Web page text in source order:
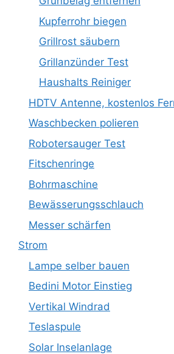
Kupferrohr biegen
Grillrost säubern
Grillanzünder Test
Haushalts Reiniger
HDTV Antenne, kostenlos
Waschbecken polieren
Robotersauger Test
Fitschenringe
Bohrmaschine
Bewässerungsschlauch
Messer schärfen
Strom
Lampe selber bauen
Bedini Motor Einstieg
Vertikal Windrad
Teslaspule
Solar Inselanlage